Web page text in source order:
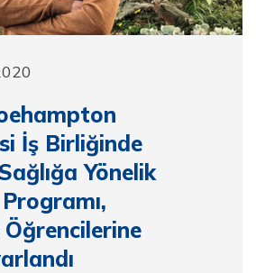
İş Birliğinde
Yönelik